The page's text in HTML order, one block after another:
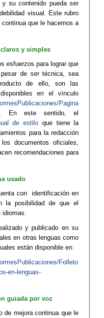
y su contenido pueda ser
visual. Este rubro
que le hacemos a
y simples
esfuerzos para lograr que
de ser técnica, sea
de ello, son las
en el vínculo
Pagina
En este sentido, el
de estilo​ que tiene la
para la redacción
documentos oficiales,
recomendaciones para
usado
con identificación en
la posibilidad de que el
y publicado en su
en otras lenguas como
están disponible en:
Folleto
en-lenguas-
guiada por voz
de mejora continua que le